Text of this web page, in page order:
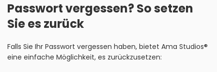
Passwort vergessen? So setzen
Sie es zurück
Falls Sie Ihr Passwort vergessen haben, bietet Ama Studios®
eine einfache Möglichkeit, es zurückzusetzen: